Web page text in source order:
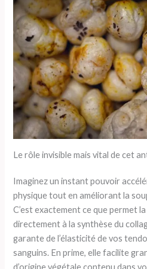
Le rôle invisible mais vital de cet
Imaginez un instant pouvoir
physique tout en améliorant la
C’est exactement ce que permet
directement à la synthèse du
garante de l’élasticité de vos
sanguins. En prime, elle facilite
d’origine végétale contenu dans